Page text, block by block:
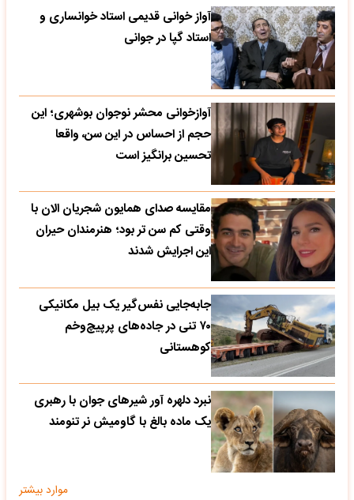
آواز خوانی قدیمی استاد خوانساری و
استاد گپا در جوانی
آوازخوانی محشر نوجوان بوشهری؛ این
حجم از احساس در این سن، واقعا
تحسین‌ برانگیز است
مقایسه صدای همایون شجریان الان با
وقتی کم سن تر بود؛ هنرمندان حیران
این اجرایش شدند
جابه‌جایی نفس‌گیر یک بیل مکانیکی
۷۰ تنی در جاده‌های پرپیچ‌وخم
کوهستانی
نبرد دلهره آور شیرهای جوان با رهبری
یک ماده بالغ با گاومیش نر تنومند
موارد بیشتر